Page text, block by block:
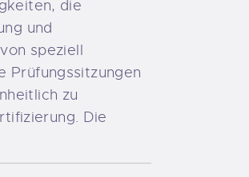
die
und
speziell
Prüfungssitzungen
zu
Die